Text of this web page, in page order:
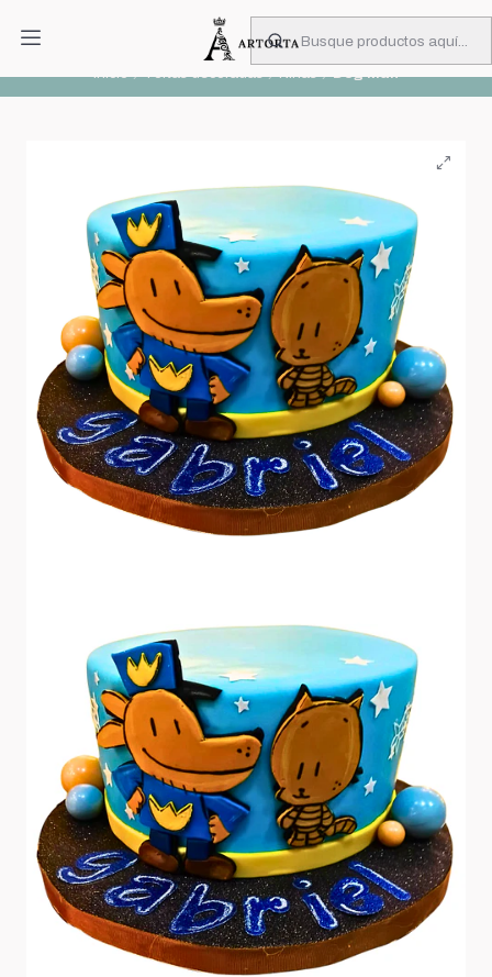
PIDA CON MUCHA ANTICIPACIÓN
Inicio Tortas decoradas Niñas Dog Man